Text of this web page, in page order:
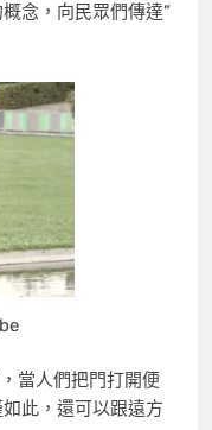
念，向民眾們傳達”
當人們把門打開便
此，還可以跟遠方